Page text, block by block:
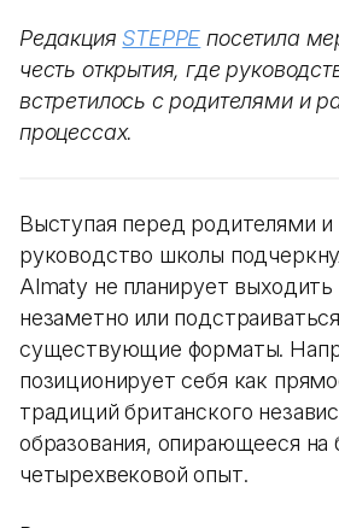
Редакция STEPPE посетила
честь открытия, где
встретилось с родителями и
процессах.
Выступая перед родителями и
руководство школы
Almaty не планирует
незаметно или
существующие форматы.
позиционирует себя как
традиций британского
образования, опирающееся на
четырехвековой опыт.